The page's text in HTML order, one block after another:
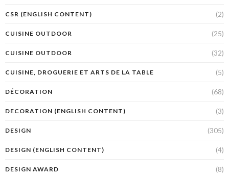
CSR (ENGLISH CONTENT) (2)
CUISINE OUTDOOR (25)
CUISINE OUTDOOR (32)
CUISINE, DROGUERIE ET ARTS DE LA TABLE (5)
DÉCORATION (68)
DECORATION (ENGLISH CONTENT) (3)
DESIGN (305)
DESIGN (ENGLISH CONTENT) (4)
DESIGN AWARD (8)